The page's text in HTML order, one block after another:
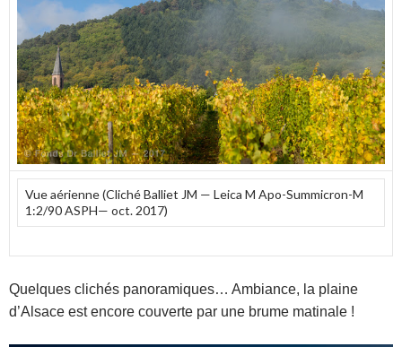
Vue aérienne (Cliché Balliet JM — Leica M Apo-Summicron-M
1:2/90 ASPH— oct. 2017)
Quelques clichés panoramiques… Ambiance, la plaine
d’Alsace est encore couverte par une brume matinale !